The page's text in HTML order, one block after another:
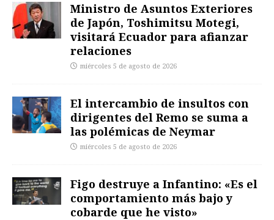
Ministro de Asuntos Exteriores
de Japón, Toshimitsu Motegi,
visitará Ecuador para afianzar
relaciones
miércoles 5 de agosto de 2026
El intercambio de insultos con
dirigentes del Remo se suma a
las polémicas de Neymar
miércoles 5 de agosto de 2026
Figo destruye a Infantino: «Es el
comportamiento más bajo y
cobarde que he visto»